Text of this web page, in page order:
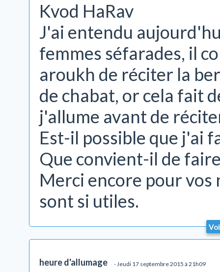
Kvod HaRav
J'ai entendu
femmes séfarades, il
aroukh de réciter la
de chabat, or cela fait
j'allume avant de
Est-il possible que j'ai
Que convient-il de
Merci encore pour vos
sont si utiles.
heure d'allumage - Jeudi 17 septembre 2015 à 21h09